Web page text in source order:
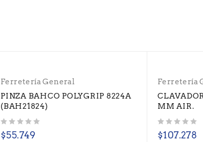
Ferretería General
PINZA BAHCO POLYGRIP 8224A
(BAH21824)
$55.749
Ferretería
MM AIR.
$107.278